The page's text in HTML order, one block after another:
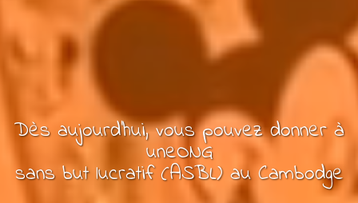
Dès aujourd'hui, vous pouvezdonner à
uneONG
sans but lucratif (ASBL)au Cambodge